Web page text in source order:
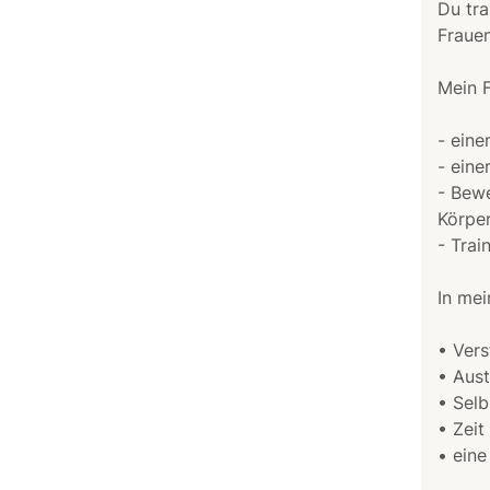
Du
Mein
-
-
-
-
In
•
•
•
•
•